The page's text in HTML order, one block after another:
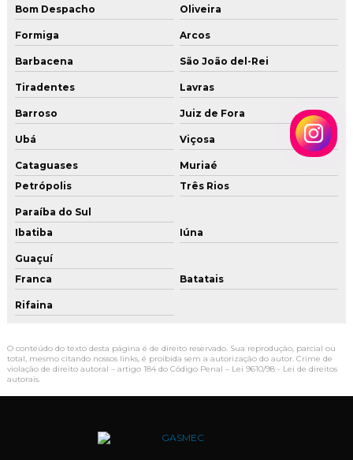
Tubulação para gas
Tubulação de gas glp residencial
Tubulação de gas predial
Tubulação para gás residencial
Tubulação instalação gas
Vistoria gas
Bom Despacho Oliveira
Formiga Arcos
Barbacena São João del-Rei
Tiradentes Lavras
Barroso Juiz de Fora
Ubá Viçosa
Cataguases
Muriaé
Petrópolis
Três Rios
Paraíba do Sul
Ibatiba
Iúna
Guaçuí
Franca
Batatais
Rifaina
O conteúdo do texto desta página é de direito reservado. Sua reprodução, parcial ou
total, mesmo citando nossos links, é proibida sem a autorização do autor. Crime de
violação de direito autoral – artigo 184 do Código Penal – Lei 9610/98 - Lei de direitos
autorais.